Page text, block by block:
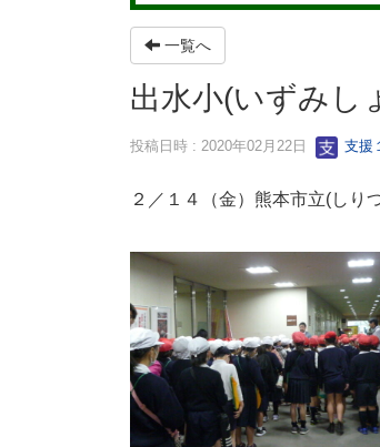
一覧へ
出水小(いずみし
投稿日時 : 2020年02月22日 支援
２／１４（金）熊本市立(しり